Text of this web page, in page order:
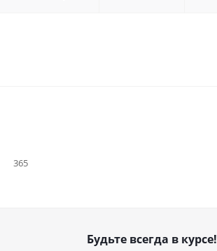
365
Будьте всегда в курсе!